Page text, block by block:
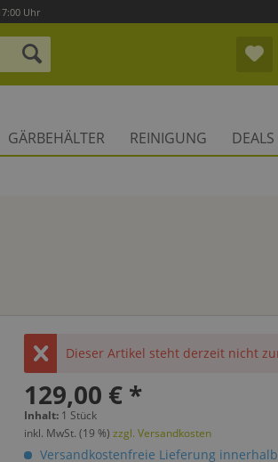
Uhr
GÄRBEHÄLTER REINIGUNG DEALS
Dieser Artikel steht derzeit nicht
129,00 € *
Inhalt: 1 Stück
inkl. MwSt. (19 %)zzgl. Versandkosten
Versandkostenfreie Lieferung innerhalb